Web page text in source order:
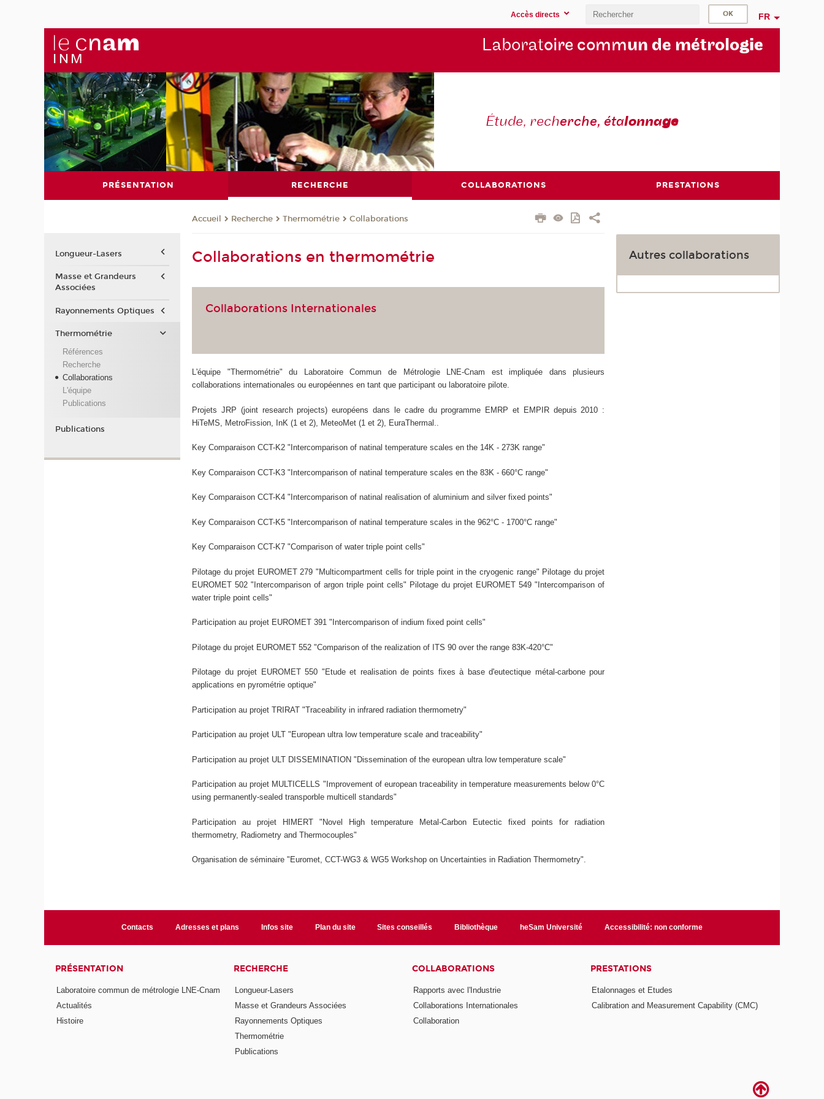
Accès directs FR
Laboratoire commun de métrologie
Étude, recherche, étalonnage
PRÉSENTATION RECHERCHE COLLABORATIONS PRESTATIONS
Accueil Recherche Thermométrie Collaborations
Collaborations en thermométrie
Collaborations Internationales
L'équipe "Thermométrie" du Laboratoire Commun de Métrologie LNE-Cnam est impliquée dans plusieurs
collaborations internationales ou européennes en tant que participant ou laboratoire pilote.
Projets JRP (joint research projects) européens dans le cadre du programme EMRP et EMPIR depuis 2010 :
HiTeMS, MetroFission, InK (1 et 2), MeteoMet (1 et 2), EuraThermal..
Key Comparaison CCT-K2 "Intercomparison of natinal temperature scales en the 14K - 273K range"
Key Comparaison CCT-K3 "Intercomparison of natinal temperature scales en the 83K - 660°C range"
Key Comparaison CCT-K4 "Intercomparison of natinal realisation of aluminium and silver fixed points"
Key Comparaison CCT-K5 "Intercomparison of natinal temperature scales in the 962°C - 1700°C range"
Key Comparaison CCT-K7 "Comparison of water triple point cells"
Pilotage du projet EUROMET 279 "Multicompartment cells for triple point in the cryogenic range" Pilotage du projet
EUROMET 502 "Intercomparison of argon triple point cells" Pilotage du projet EUROMET 549 "Intercomparison of
water triple point cells"
Participation au projet EUROMET 391 "Intercomparison of indium fixed point cells"
Pilotage du projet EUROMET 552 "Comparison of the realization of ITS 90 over the range 83K-420°C"
Pilotage du projet EUROMET 550 "Etude et realisation de points fixes à base d'eutectique métal-carbone pour
applications en pyrométrie optique"
Participation au projet TRIRAT "Traceability in infrared radiation thermometry"
Participation au projet ULT "European ultra low temperature scale and traceability"
Participation au projet ULT DISSEMINATION "Dissemination of the european ultra low temperature scale"
Participation au projet MULTICELLS "Improvement of european traceability in temperature measurements below 0°C
using permanently-sealed transporble multicell standards"
Participation au projet HIMERT "Novel High temperature Metal-Carbon Eutectic fixed points for radiation
thermometry, Radiometry and Thermocouples"
Organisation de séminaire "Euromet, CCT-WG3 & WG5 Workshop on Uncertainties in Radiation Thermometry".
Autres collaborations
Longueur-Lasers
Masse et Grandeurs
Associées
Rayonnements Optiques
Thermométrie
Références
Recherche
Collaborations
L'équipe
Publications
Publications
Contacts Adresses et plans Infos site Plan du site Sites conseillés Bibliothèque heSam Université Accessibilité: non conforme
PRÉSENTATION
Laboratoire commun de métrologie LNE-Cnam
Actualités
Histoire
RECHERCHE
Longueur-Lasers
Masse et Grandeurs Associées
Rayonnements Optiques
Thermométrie
Publications
COLLABORATIONS
Rapports avec l'Industrie
Collaborations Internationales
Collaboration
PRESTATIONS
Etalonnages et Etudes
Calibration and Measurement Capability (CMC)